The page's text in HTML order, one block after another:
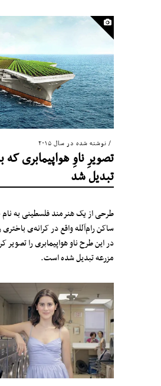
نوشته شده در سال ۲۰۱۵
تصویرِ ناوِ هواپیمابری که
تبدیل شد
طرحی از یک هنرمند فلسطینی به
ساکن رام‌آلله واقع در کرانه‌ی
در این طرح ناو هواپیمابری را
مزرعه تبدیل شده است.